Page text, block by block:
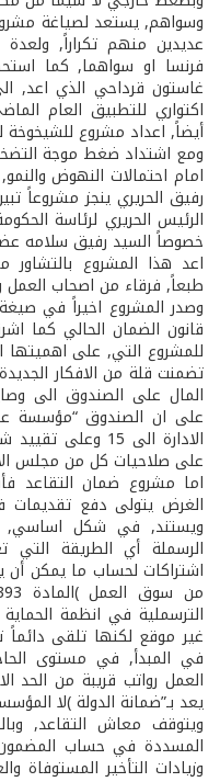
وسواهم, يستعد لصياغة
عديدين منهم تكراراً,
فرنسا او سواهما, كما
غاستون قرداحي الذي اعد,
اكتواري للتطبيق العام
أيضاً, اعداد مشروع للشيخوخة
ومع اشتداد ضغط موجة
امام احتمالات النهوض
رفيق الحريري ينجز مشروعاً
الرئيس الحريري لرئاسة
خصوصاً السيد رفيق سلامه عضو
اعد هذا المشروع
طبعاً, فرقاء من اصحاب العمل
وصدر المشروع اخيراً في
قانون الضمان الحالي كما
للمشروع التي, على اهميتها
تضمنت قلة من الافكار
المال على الصندوق الى
على ان الصندوق “مؤسسة
الادارة الى 15
على صلاحيات كل من مجلس
اما مشروع ضمان التقاعد
ويستند, في شكل اساسي,
الرسملة أي الطريقة
اشتراكات لحساب ما يمكن
الترسملية في انظمة
غير موقع لكنها تلقى
في المبدأ, في مستوى
يعد بـ”ضمانة الدولة )لا
المسددة في حساب المضمون
وزيادات التأخير المستوفاة